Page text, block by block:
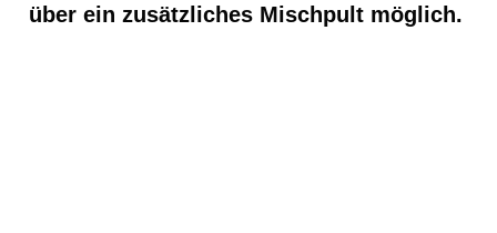
über ein zusätzliches Mischpultmöglich.